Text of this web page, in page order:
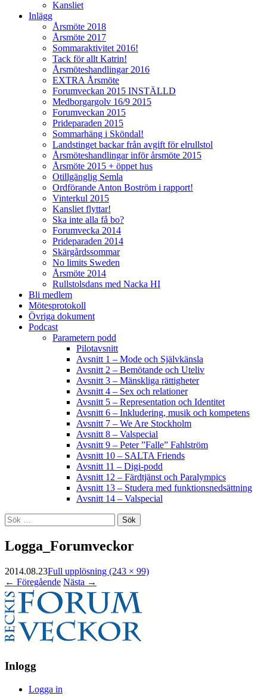
Kansliet
Inlägg
Årsmöte 2018
Årsmöte 2017
Sommaraktivitet 2016!
Tack för allt Katrin!
Årsmöteshandlingar 2016
EXTRA Årsmöte
Forumveckan 2015 INSTÄLLD
Medborgargolv 16/9 2015
Forumveckan 2015
Prideparaden 2015
Sommarhäng i Sköndal!
Landstinget backar från avgift för elrullstol
Årsmöteshandlingar inför årsmöte 2015
Årsmöte 2015 + öppet hus
Otillgänglig Semla
Ordförande Anton Boström i rapport!
Vinterkul 2015
Kansliet flyttar!
Ska inte alla få bo?
Forumvecka 2014
Prideparaden 2014
Skärgårdssommar
No limits Sweden
Årsmöte 2014
Rullstolsdans med Nacka HI
Bli medlem
Mötesprotokoll
Övriga dokument
Podcast
Parametern podd
Pilotavsnitt
Avsnitt 1 – Mode och Självkänsla
Avsnitt 2 – Bemötande och Uteliv
Avsnitt 3 – Mänskliga rättigheter
Avsnitt 4 – Sex och relationer
Avsnitt 5 – Representation och Identitet
Avsnitt 6 – Inkludering, musik och kompetens
Avsnitt 7 – We Are Stockholm
Avsnitt 8 – Valspecial
Avsnitt 9 – Peter ”Falle” Fahlström
Avsnitt 10 – SALTA Friends
Avsnitt 11 – Digi-podd
Avsnitt 12 – Färdtjänst och Paralympics
Avsnitt 13 – Studera med funktionsnedsättning
Avsnitt 14 – Valspecial
Sök
efter:
Logga_Forumveckor
2014.08.23Full upplösning (243 × 99)
← Föregående Nästa →
Inlogg
Logga in